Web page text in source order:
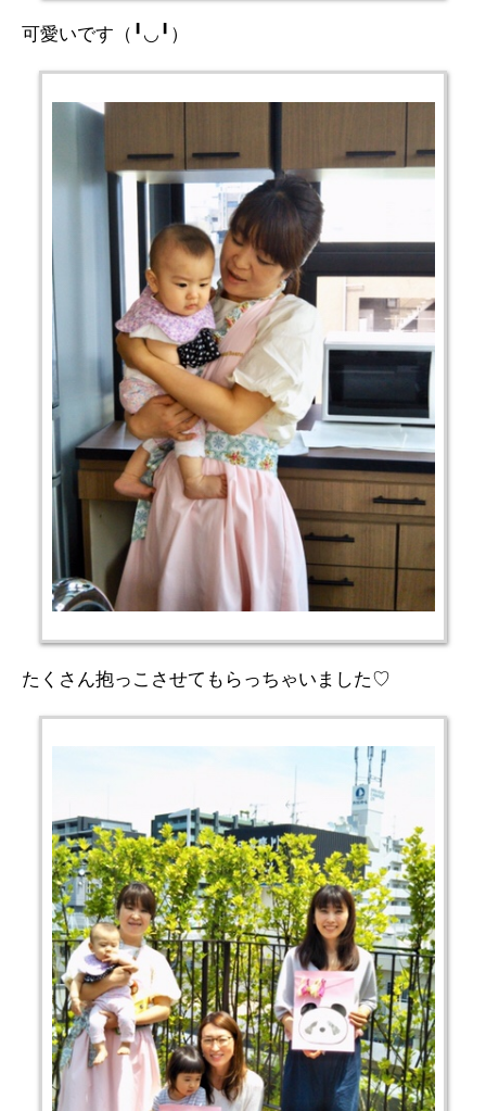
可愛いです（╹◡╹）
たくさん抱っこさせてもらっちゃいました♡